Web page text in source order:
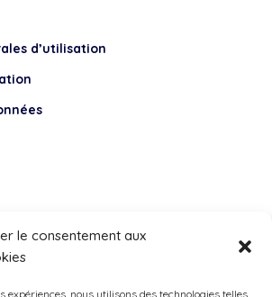
le consentement aux
expériences, nous utilisons des technologies telles
d’utilisation